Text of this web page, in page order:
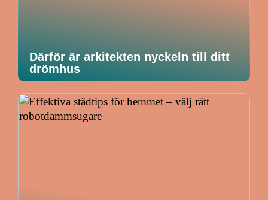
Därför är arkitekten nyckeln till ditt
drömhus